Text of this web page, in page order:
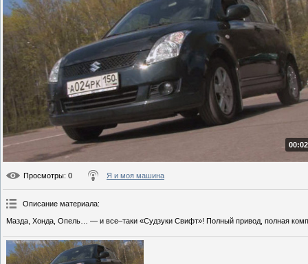
Просмотры: 0 Я и моя машина
Описание материала:
Мазда, Хонда, Опель… — и все–таки «Судзуки Свифт»! Полный привод, полная